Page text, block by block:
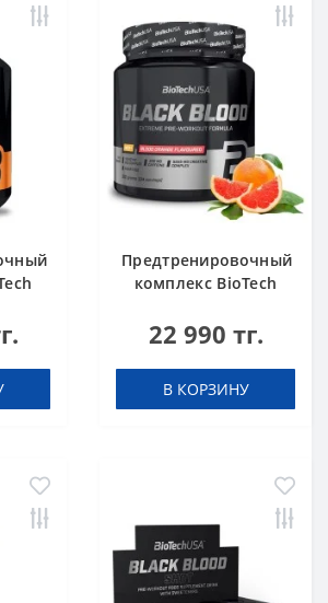
Предтренировочный
комплекс BioTech
NOX+ Blood orange
22 990 тг.
В КОРЗИНУ